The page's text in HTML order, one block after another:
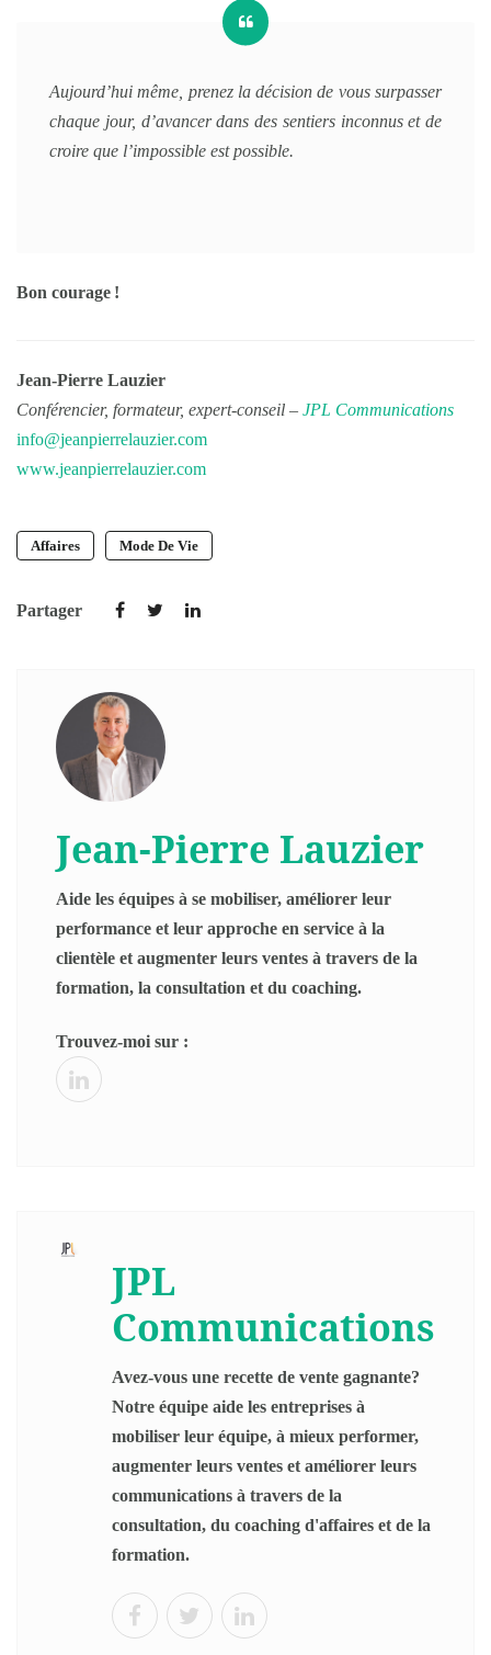
Aujourd’hui même, prenez la décision de vous surpasser
chaque jour, d’avancer dans des sentiers inconnus et de
croire que l’impossible est possible.
Bon courage !
Jean-Pierre Lauzier
Conférencier, formateur, expert-conseil – JPL Communications
info@jeanpierrelauzier.com
www.jeanpierrelauzier.com
Affaires Mode De Vie
Partager
Jean-Pierre Lauzier
Aide les équipes à se mobiliser, améliorer leur
performance et leur approche en service à la
clientèle et augmenter leurs ventes à travers de la
formation, la consultation et du coaching.
Trouvez-moi sur :
JPL
Communications
Avez-vous une recette de vente gagnante?
Notre équipe aide les entreprises à
mobiliser leur équipe, à mieux performer,
augmenter leurs ventes et améliorer leurs
communications à travers de la
consultation, du coaching d'affaires et de la
formation.